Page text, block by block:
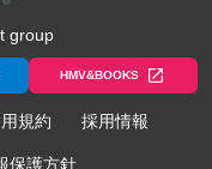
group
HMV&BOOKS
規約 採用情報
保護方針